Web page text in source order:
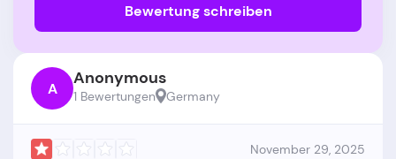
Bewertung schreiben
A Anonymous
1 Bewertungen Germany
November 29, 2025